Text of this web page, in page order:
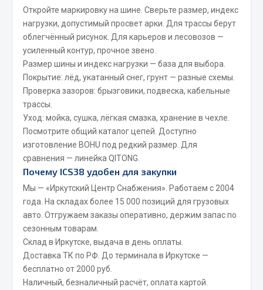
Стяжки, тросы, канаты
Стропы
Стяжки
Тросы
Весь раздел
Автохимия
3 ton
Agat auto
Alteco
Aвтосил
Chevron
Cosmo
Показать ещё
Откройте маркировку на шине. Сверьте размер, индекс
нагрузки, допустимый просвет арки. Для трассы берут
облегчённый рисунок. Для карьеров и лесовозов —
усиленный контур, прочное звено.
Размер шины и индекс нагрузки — база для выбора.
Покрытие: лёд, укатанный снег, грунт — разные схемы.
Проверка зазоров: брызговики, подвеска, кабельные
трассы.
Уход: мойка, сушка, лёгкая смазка, хранение в чехле.
Посмотрите общий каталог цепей . Доступно
изготовление BOHU под редкий размер. Для
сравнения — линейка QITONG
Почему ICS38 удобен для закупки
Мы — «Иркутский Центр Снабжения». Работаем с 2004
года. На складах более 15 000 позиций для грузовых
авто. Отгружаем заказы оперативно, держим запас по
сезонным товарам.
Склад в Иркутске, выдача в день оплаты.
Доставка ТК по РФ. До терминала в Иркутске —
бесплатно от 2000 руб.
Наличный, безналичный расчёт, оплата картой.